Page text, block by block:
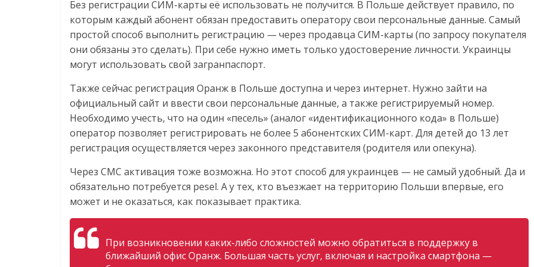
Без регистрации СИМ-карты её использовать не получится. В Польше действует правило, по
которым каждый абонент обязан предоставить оператору свои персональные данные. Самый
простой способ выполнить регистрацию — через продавца СИМ-карты (по запросу покупателя
они обязаны это сделать). При себе нужно иметь только удостоверение личности. Украинцы
могут использовать свой загранпаспорт.
Также сейчас регистрация Оранж в Польше доступна и через интернет. Нужно зайти на
официальный сайт и ввести свои персональные данные, а также регистрируемый номер.
Необходимо учесть, что на один «песель» (аналог «идентификационного кода» в Польше)
оператор позволяет регистрировать не более 5 абонентских СИМ-карт. Для детей до 13 лет
регистрация осуществляется через законного представителя (родителя или опекуна).
Через СМС активация тоже возможна. Но этот способ для украинцев — не самый удобный. Да и
обязательно потребуется pesel. А у тех, кто въезжает на территорию Польши впервые, его
может и не оказаться, как показывает практика.
При возникновении каких-либо сложностей можно обратиться в поддержку в
ближайший офис Оранж. Большая часть услуг, включая и настройка смартфона —